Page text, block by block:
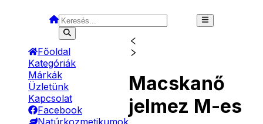
Főoldal
Kategóriák
Márkák
Üzletünk
Kapcsolat
Facebook
Natúrkozmetikumok
Macskanő
jelmez M-es